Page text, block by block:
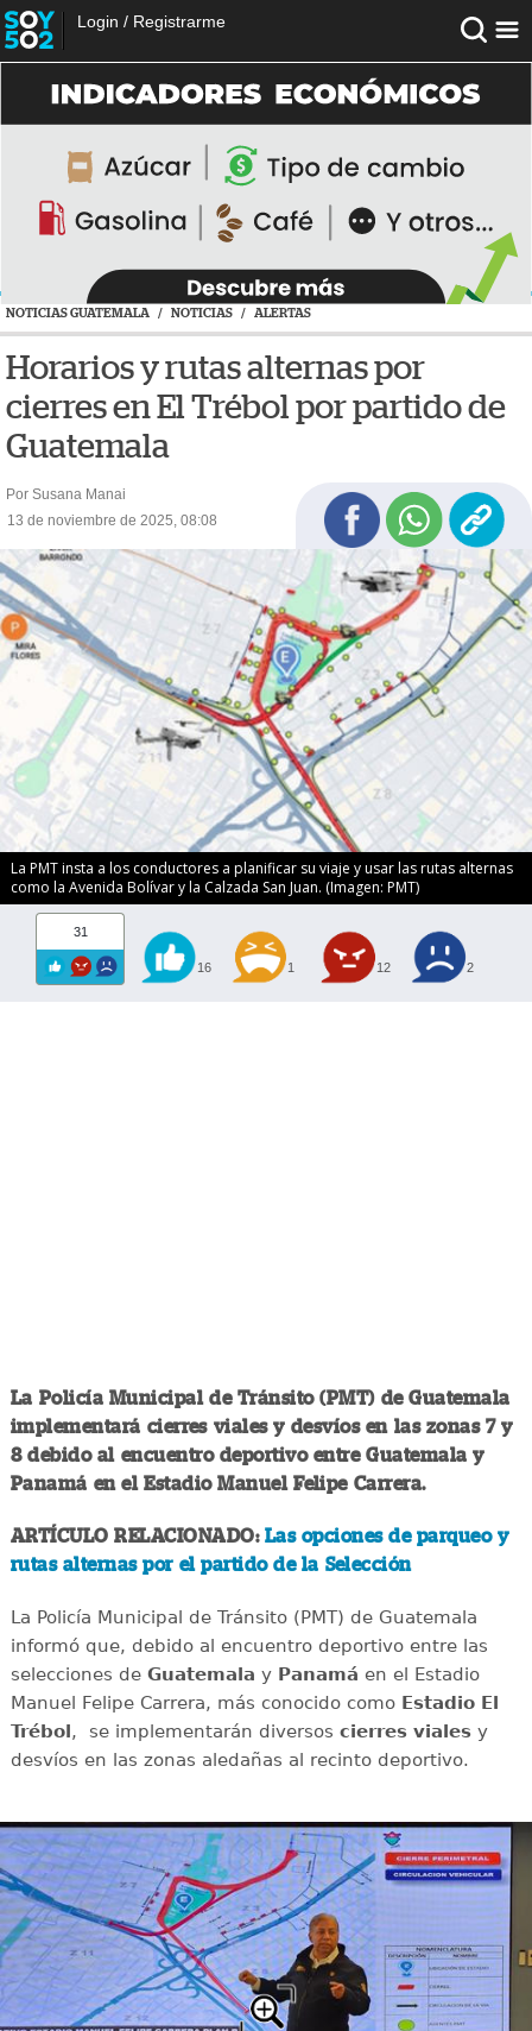
Login / Registrarme
NOTICIAS GUATEMALA / NOTICIAS / ALERTAS
Horarios y rutas alternas por
cierres en El Trébol por partido de
Guatemala
Por Susana Manai
13 de noviembre de 2025, 08:08
La PMT insta a los conductores a planificar su viaje y usar las rutas alternas
como la Avenida Bolívar y la Calzada San Juan. (Imagen: PMT)
31
16 1 12 2
La Policía Municipal de Tránsito (PMT) de Guatemala
implementará cierres viales y desvíos en las zonas 7 y
8 debido al encuentro deportivo entre Guatemala y
Panamá en el Estadio Manuel Felipe Carrera.
ARTÍCULO RELACIONADO: Las opciones de parqueo y
rutas alternas por el partido de la Selección
La Policía Municipal de Tránsito (PMT) de Guatemala
informó que, debido al encuentro deportivo entre las
selecciones de Guatemala y Panamá en el Estadio
Manuel Felipe Carrera, más conocido como Estadio El
Trébol, se implementarán diversos cierres vialesy
desvíos en las zonas aledañas al recinto deportivo.